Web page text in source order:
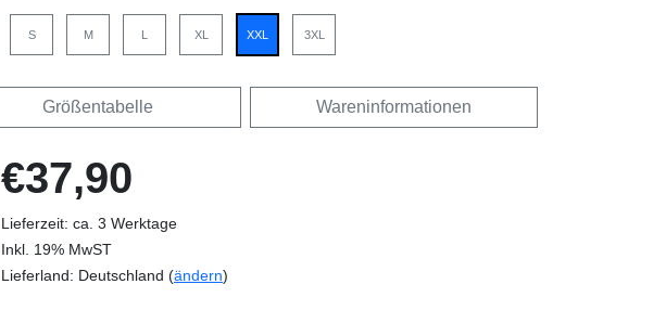
S M L XL XXL 3XL
Größentabelle Wareninformationen
€37,90
Lieferzeit: ca. 3 Werktage
Inkl. 19% MwST
Lieferland: Deutschland (ändern)